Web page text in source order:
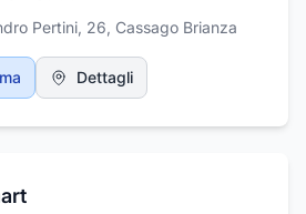
innovative di produzione e
gestione della disponibilità
a magazzino per per la più ampia
Pertini, 26, Cassago Brianza
Dettagli